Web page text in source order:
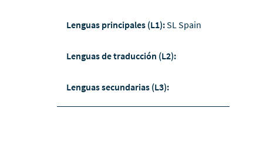
Lenguas principales (L1):SL Spain
Lenguas de traducción (L2):
Lenguas secundarias (L3):